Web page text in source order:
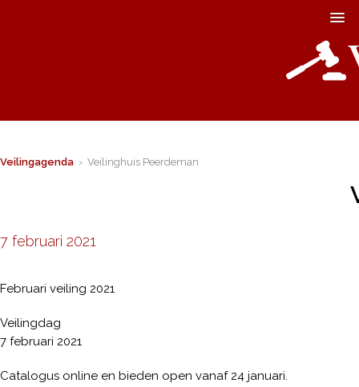
Veilingagenda › Veilinghuis Peerdeman
7 februari 2021
Februari veiling 2021
Veilingdag
7 februari 2021
Catalogus online en bieden open vanaf 24 januari.